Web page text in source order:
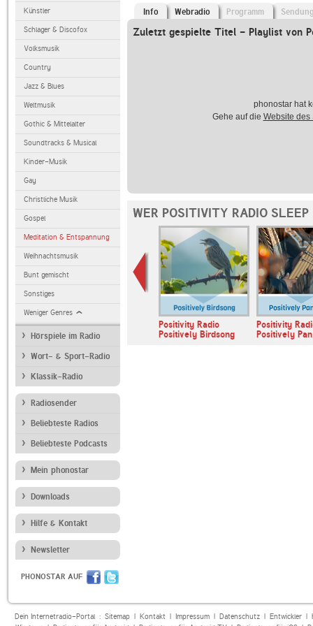
Künstler
Schlager & Discofox
Volksmusik
Country
Jazz & Blues
Weltmusik
Gothic & Mittelalter
Soundtracks & Musical
Kinder-Musik
Gay
Christliche Musik
Gospel
Meditation & Entspannung
Weihnachtsmusik
Bunt gemischt
Sonstiges
Weniger Genres
Hörspiele im Radio
Wort- & Sport-Radio
Klassik-Radio
Radiosender
Beliebteste Radios
Beliebteste Podcasts
Mein phonostar
Downloads
Hilfe & Kontakt
Newsletter
PHONOSTAR AUF
Info Webradio Programm
Zuletzt gespielte Titel - Playlist von
phonostar hat
Gehe auf die Website des
WER POSITIVITY RADIO
welt
Positivity Radio
Positively 1960s
Positivity Radio
Positively Birdsong
Positivity
Positively
Dein Internetradio-Portal : Sitemap| Kontakt| Impressum| Datenschutz| Entwickler|